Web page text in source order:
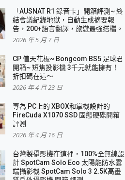
滿滿的終極桌面體驗
箱 評測
抽 PS5！
電效能
螢幕 開箱 評測
疊無線充電器 開箱 評測
「AUSNAT R1 錄音卡」開箱評測~ 終
結會議紀錄地獄，自動生成摘要報
告，200+語言翻譯，旅遊最強搭檔。
2026 年 5 月 7 日
CP 值天花板~ Bongcom BS5 足球君
開箱~ 短焦投影機 3千元就能擁有！
折扣碼在這～
2026 年 4 月 23 日
專為 PC上的 XBOX和掌機設計的
FireCuda X1070 SSD 固態硬碟開箱
評測
2026 年 4 月 16 日
台灣製攝影機在這裡，100%全無線設
計 SpotCam Solo Eco 太陽能防水雲
端攝影機 SpotCam Solo 3 2.5K高畫